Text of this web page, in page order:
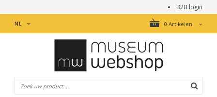
B2B login
0 Artikelen
NL